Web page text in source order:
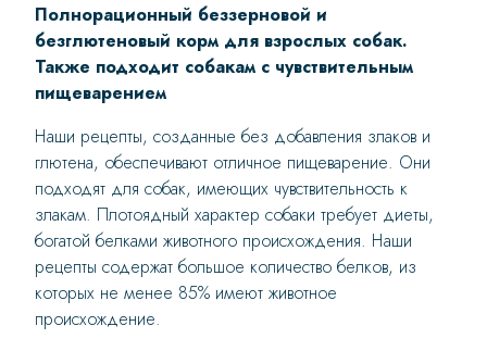
Полнорационный беззерновой и
безглютеновый корм для взрослых собак.
Также подходит собакам с чувствительным
пищеварением
Наши рецепты, созданные без добавления злаков и
глютена, обеспечивают отличное пищеварение. Они
подходят для собак, имеющих чувствительность к
злакам. Плотоядный характер собаки требует диеты,
богатой белками животного происхождения. Наши
рецепты содержат большое количество белков, из
которых не менее 85% имеют животное
происхождение.